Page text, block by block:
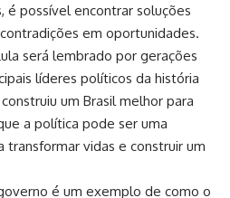
é possível encontrar soluções
em oportunidades.
será lembrado por gerações
líderes políticos da história
um Brasil melhor para
a política pode ser uma
vidas e construir um
é um exemplo de como o